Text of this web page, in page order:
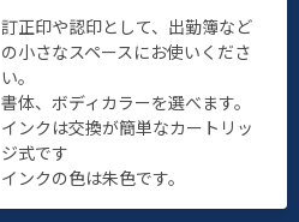
訂正印や認印として、出勤簿など
の小さなスペースにお使いくださ
い。
書体、ボディカラーを選べます。
インクは交換が簡単なカートリッ
ジ式です
インクの色は朱色です。